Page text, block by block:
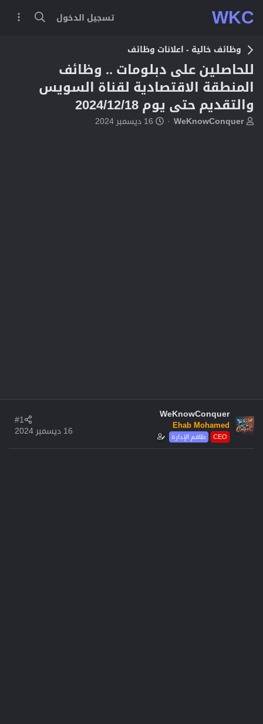
WKC تسجيل الدخول
وظائف خالية - اعلانات وظائف
للحاصلين على دبلومات .. وظائف
المنطقة الاقتصادية لقناة السويس
والتقديم حتى يوم 2024/12/18
بWeKnowConquer
ت16 ديسمبر 2024
WeKnowConquer
Ehab Mohamed
طاقم الإدارة CEO
16 ديسمبر 2024
#1